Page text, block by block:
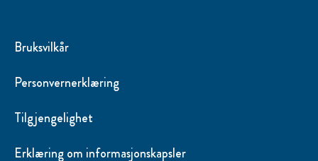
Bruksvilkår
Personvernerklæring
Tilgjengelighet
Erklæring om informasjonskapsler